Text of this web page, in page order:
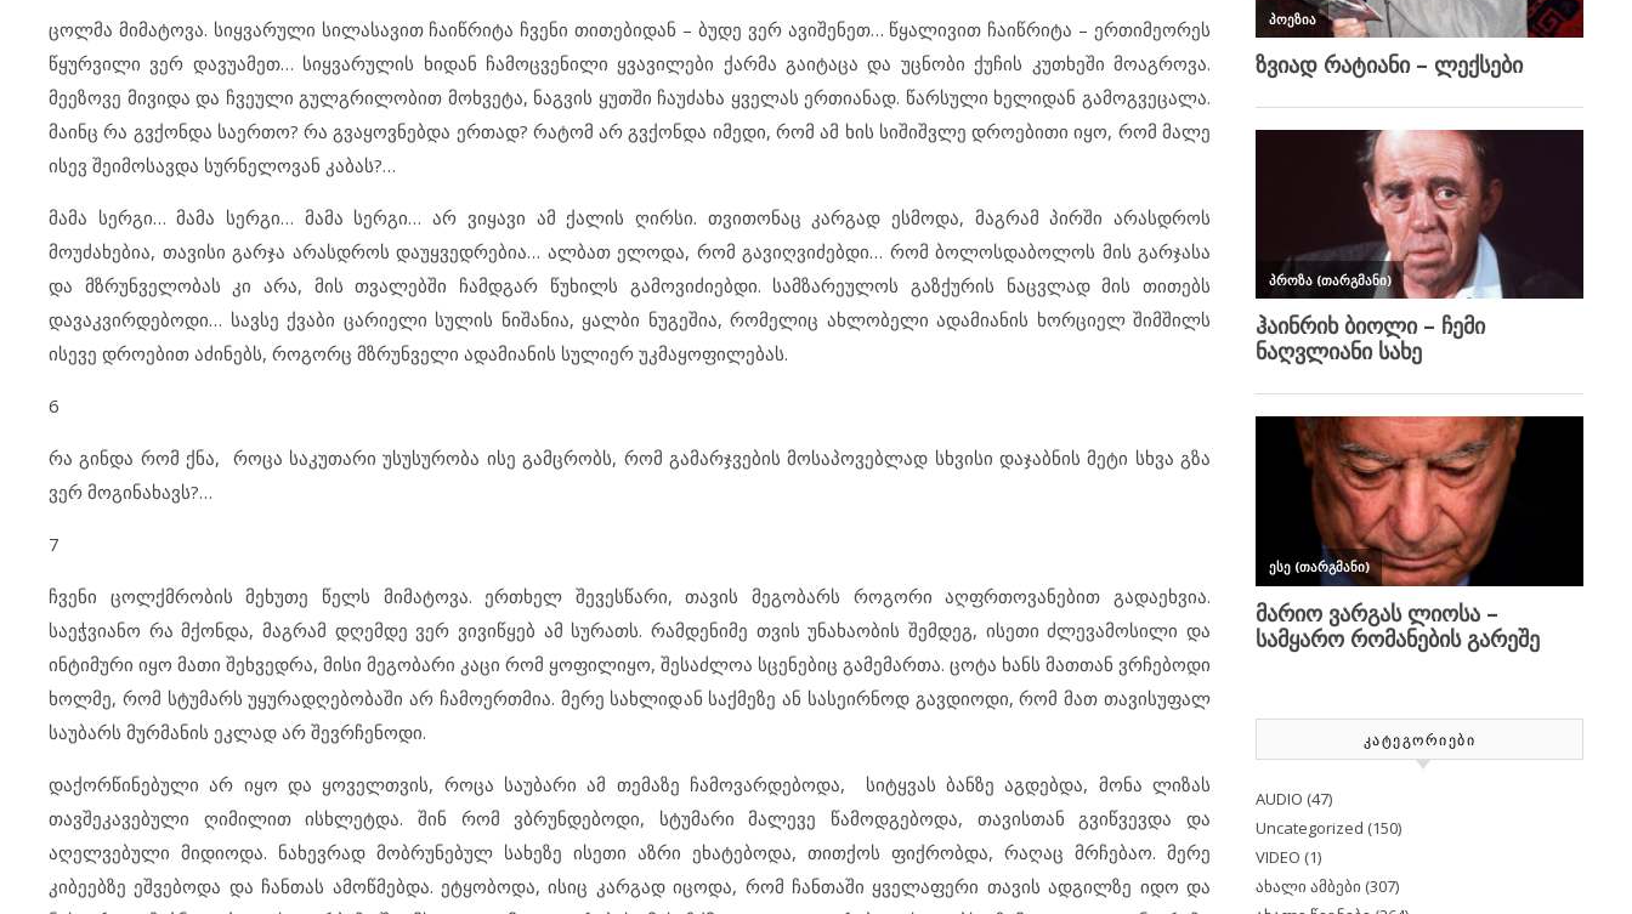
ცოლმა მიმატოვა. სიყვარული სილასავით ჩაიწრიტა ჩვენი თითებიდან – ბუდე ვერ ავიშენეთ… წყალივით ჩაიწრიტა – ერთიმეორეს
წყურვილი ვერ დავუამეთ… სიყვარულის ხიდან ჩამოცვენილი ყვავილები ქარმა გაიტაცა და უცნობი ქუჩის კუთხეში მოაგროვა.
მეეზოვე მივიდა და ჩვეული გულგრილობით მოხვეტა, ნაგვის ყუთში ჩაუძახა ყველას ერთიანად. წარსული ხელიდან გამოგვეცალა.
მაინც რა გვქონდა საერთო? რა გვაყოვნებდა ერთად? რატომ არ გვქონდა იმედი, რომ ამ ხის სიშიშვლე დროებითი იყო, რომ მალე
ისევ შეიმოსავდა სურნელოვან კაბას?…
მამა სერგი… მამა სერგი… მამა სერგი… არ ვიყავი ამ ქალის ღირსი. თვითონაც კარგად ესმოდა, მაგრამ პირში არასდროს
მოუძახებია, თავისი გარჯა არასდროს დაუყვედრებია… ალბათ ელოდა, რომ გავიღვიძებდი… რომ ბოლოსდაბოლოს მის გარჯასა
და მზრუნველობას კი არა, მის თვალებში ჩამდგარ წუხილს გამოვიძიებდი. სამზარეულოს გაზქურის ნაცვლად მის თითებს
დავაკვირდებოდი… სავსე ქვაბი ცარიელი სულის ნიშანია, ყალბი ნუგეშია, რომელიც ახლობელი ადამიანის ხორციელ შიმშილს
ისევე დროებით აძინებს, როგორც მზრუნველი ადამიანის სულიერ უკმაყოფილებას.
6
რა გინდა რომ ქნა, როცა საკუთარი უსუსურობა ისე გამცრობს, რომ გამარჯვების მოსაპოვებლად სხვისი დაჯაბნის მეტი სხვა გზა
ვერ მოგინახავს?…
7
ჩვენი ცოლქმრობის მეხუთე წელს მიმატოვა. ერთხელ შევესწარი, თავის მეგობარს როგორი აღფრთოვანებით გადაეხვია.
საეჭვიანო რა მქონდა, მაგრამ დღემდე ვერ ვივიწყებ ამ სურათს. რამდენიმე თვის უნახაობის შემდეგ, ისეთი ძლევამოსილი და
ინტიმური იყო მათი შეხვედრა, მისი მეგობარი კაცი რომ ყოფილიყო, შესაძლოა სცენებიც გამემართა. ცოტა ხანს მათთან ვრჩებოდი
ხოლმე, რომ სტუმარს უყურადღებობაში არ ჩამოერთმია. მერე სახლიდან საქმეზე ან სასეირნოდ გავდიოდი, რომ მათ თავისუფალ
საუბარს მურმანის ეკლად არ შევრჩენოდი.
დაქორწინებული არ იყო და ყოველთვის, როცა საუბარი ამ თემაზე ჩამოვარდებოდა, სიტყვას ბანზე აგდებდა, მონა ლიზას
თავშეკავებული ღიმილით ისხლეტდა. შინ რომ ვბრუნდებოდი, სტუმარი მალევე წამოდგებოდა, თავისთან გვიწვევდა და
აღელვებული მიდიოდა. ნახევრად მობრუნებულ სახეზე ისეთი აზრი ეხატებოდა, თითქოს ფიქრობდა, რაღაც მრჩებაო. მერე
კიბეებზე ეშვებოდა და ჩანთას ამოწმებდა. ეტყობოდა, ისიც კარგად იცოდა, რომ ჩანთაში ყველაფერი თავის ადგილზე იდო და
ᲙᲐᲢᲔᲒᲝᲠᲘᲔᲑᲘ
AUDIO (47)
Uncategorized (150)
VIDEO (1)
ახალი ამბები (307)